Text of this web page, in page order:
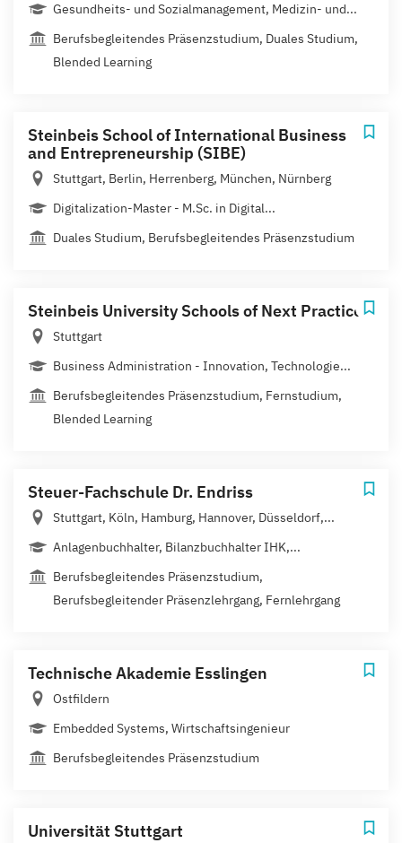
Gesundheits- und Sozialmanagement, Medizin- und...
Berufsbegleitendes Präsenzstudium, Duales Studium,
Blended Learning
Steinbeis School of International Business
and Entrepreneurship (SIBE)
Stuttgart, Berlin, Herrenberg, München, Nürnberg
Digitalization-Master - M.Sc. in Digital...
Duales Studium, Berufsbegleitendes Präsenzstudium
Steinbeis University Schools of Next Practices
Stuttgart
Business Administration - Innovation, Technologie...
Berufsbegleitendes Präsenzstudium, Fernstudium,
Blended Learning
Steuer-Fachschule Dr. Endriss
Stuttgart, Köln, Hamburg, Hannover, Düsseldorf,...
Anlagenbuchhalter, Bilanzbuchhalter IHK,...
Berufsbegleitendes Präsenzstudium,
Berufsbegleitender Präsenzlehrgang, Fernlehrgang
Technische Akademie Esslingen
Ostfildern
Embedded Systems, Wirtschaftsingenieur
Berufsbegleitendes Präsenzstudium
Universität Stuttgart